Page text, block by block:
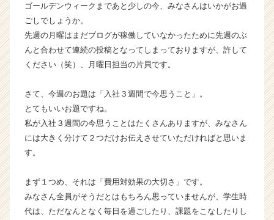
ス
ウ
ト
が
就
活
サ
イ
ア
キ
ャ
リ
ゴールデンウィークまであと少しの今、みなさんはいかがお過
ごしでしょうか。
先週の月曜はまだブログが稼働していなかったために先週のぶ
んと合わせて連続の投稿となってしまっておりますが、許して
ください（笑）、月曜日担当の片貝です。
さて、今週のお題は「入社３週間で今思うこと」。
とてもいいお題ですね。
私が入社３週間の今思うことはたくさんありますが、みなさん
には大きく分けて２つだけお伝えさせていただければと思いま
す。
まず１つめ、それは「費用対効果の大切さ」です。
みなさん全員がそうだとはもちろん思っていませんが、学生時
代は、ただなんとなく毎日を過ごしたり、課題をこなしたりし